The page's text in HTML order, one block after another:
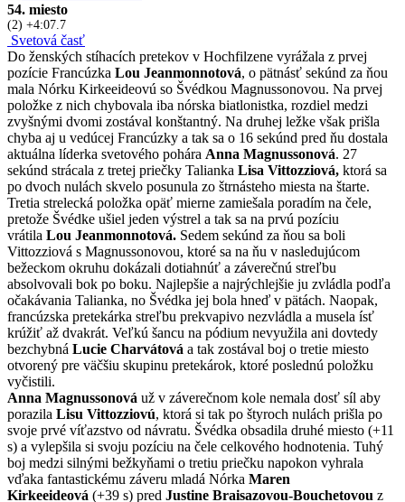
54. miesto
(2) +4:07.7
Svetová časť
Do ženských stíhacích pretekov v Hochfilzene vyrážala z prvej
pozície Francúzka Lou Jeanmonnotová, o pätnásť sekúnd za ňou
mala Nórku Kirkeeideovú so Švédkou Magnussonovou. Na prvej
položke z nich chybovala iba nórska biatlonistka, rozdiel medzi
zvyšnými dvomi zostával konštantný. Na druhej ležke však prišla
chyba aj u vedúcej Francúzky a tak sa o 16 sekúnd pred ňu dostala
aktuálna líderka svetového pohára Anna Magnussonová. 27
sekúnd strácala z tretej priečky Talianka Lisa Vittozziová, ktorá sa
po dvoch nulách skvelo posunula zo štrnásteho miesta na štarte.
Tretia strelecká položka opäť mierne zamiešala poradím na čele,
pretože Švédke ušiel jeden výstrel a tak sa na prvú pozíciu
vrátila Lou Jeanmonnotová. Sedem sekúnd za ňou sa boli
Vittozziová s Magnussonovou, ktoré sa na ňu v nasledujúcom
bežeckom okruhu dokázali dotiahnúť a záverečnú streľbu
absolvovali bok po boku. Najlepšie a najrýchlejšie ju zvládla podľa
očakávania Talianka, no Švédka jej bola hneď v pätách. Naopak,
francúzska pretekárka streľbu prekvapivo nezvládla a musela ísť
krúžiť až dvakrát. Veľkú šancu na pódium nevyužila ani dovtedy
bezchybná Lucie Charvátová a tak zostával boj o tretie miesto
otvorený pre väčšiu skupinu pretekárok, ktoré poslednú položku
vyčistili.
Anna Magnussonová už v záverečnom kole nemala dosť síl aby
porazila Lisu Vittozziovú, ktorá si tak po štyroch nulách prišla po
svoje prvé víťazstvo od návratu. Švédka obsadila druhé miesto (+11
s) a vylepšila si svoju pozíciu na čele celkového hodnotenia. Tuhý
boj medzi silnými bežkyňami o tretiu priečku napokon vyhrala
vďaka fantastickému záveru mladá Nórka Maren
Kirkeeideová (+39 s) pred Justine Braisazovou-Bouchetovou z